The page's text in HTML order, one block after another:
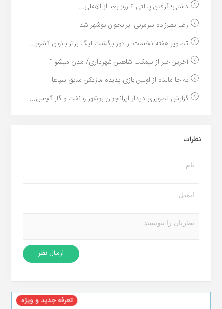
دشتی؛ گرفتن پنالتی ۶ روز بعد از الاهلی...
رضا نظرزاده سرمربی ایرانجوان بوشهر شد...
تصاویر هفته نخست از دور برگشت لیگ برتر بانوان کشور...
آخرین خبر از نیمکت شاهین شهرداری/آمدن میشو “...
به جا مانده از اولین بازی پدیده ،بازیکن سابق سپاها...
گزارش تصویری دیدار ایرانجوان بوشهر و نفت و گاز گچس...
نظرات